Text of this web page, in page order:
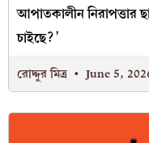
আপাতকালীন নিরাপত্তার
চাইছে?’
রোদ্দুর মিত্র June 5,